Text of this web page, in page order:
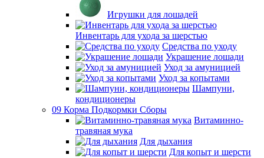
Игрушки для лошадей
Инвентарь для ухода за шерстью
Средства по уходу
Украшение лошади
Уход за амуницией
Уход за копытами
Шампуни,
кондиционеры
09 Корма Подкормки Сборы
Витаминно-
травяная мука
Для дыхания
Для копыт и шерсти